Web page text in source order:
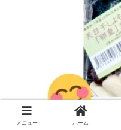
メニュー ホーム